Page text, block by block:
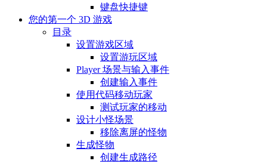
键盘快捷键
您的第一个 3D 游戏
目录
设置游戏区域
设置游玩区域
Player 场景与输入事件
创建输入事件
使用代码移动玩家
测试玩家的移动
设计小怪场景
移除离屏的怪物
生成怪物
创建生成路径